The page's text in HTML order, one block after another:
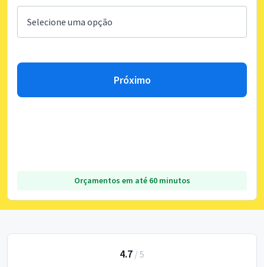
Próximo
Orçamentos em até 60 minutos
4.7 / 5